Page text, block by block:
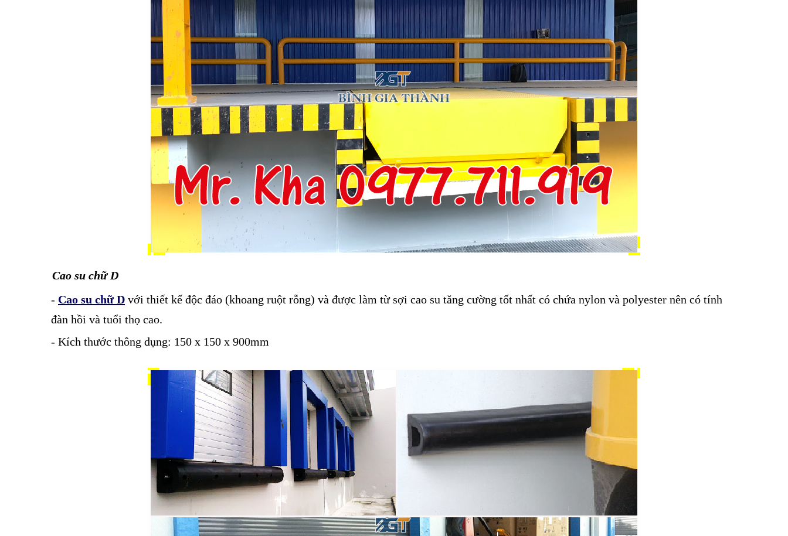
Cao su chữ D
- Cao su chữ D với thiết kế độc đáo (khoang ruột rỗng) và được làm từ sợi cao su tăng cường tốt nhất có chứa nylon và polyester nên có tính
đàn hồi và tuổi thọ cao.
- Kích thước thông dụng: 150 x 150 x 900mm